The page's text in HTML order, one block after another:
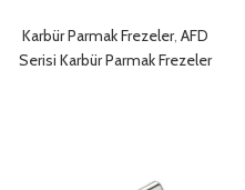
Karbür Parmak Frezeler, AFD
Serisi Karbür Parmak Frezeler